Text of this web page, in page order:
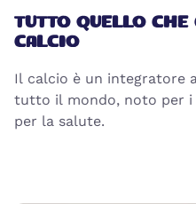
TUTTO QUELLO
CALCIO
Il calcio è un integratore
tutto il mondo, noto per i
per la salute.